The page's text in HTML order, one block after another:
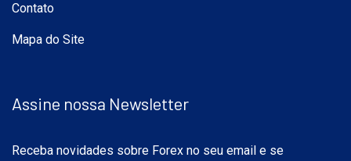
Contato
Mapa do Site
Assine nossa Newsletter
Receba novidades sobre Forex no seu email e se